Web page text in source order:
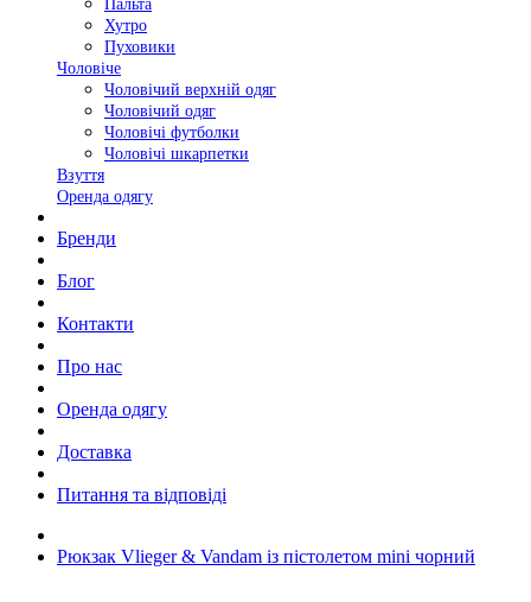
Пальта
Хутро
Пуховики
Чоловіче
Чоловічий верхній одяг
Чоловічий одяг
Чоловічі футболки
Чоловічі шкарпетки
Взуття
Оренда одягу
Бренди
Блог
Контакти
Про нас
Оренда одягу
Доставка
Питання та відповіді
Рюкзак Vlieger & Vandam із пістолетом mini чорний